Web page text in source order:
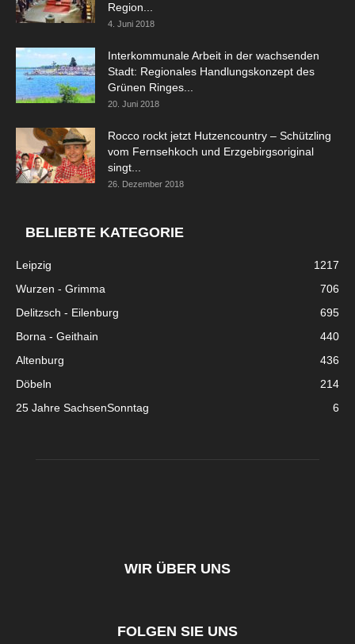
Region...
4. Juni 2018
Interkommunale Arbeit in der wachsenden
Stadt: Regionales Handlungskonzept des
Grünen Ringes...
20. Juni 2018
Rocco rockt jetzt Hutzencountry – Schützling
vom Fernsehkoch und Erzgebirgsoriginal
singt...
26. Dezember 2018
BELIEBTE KATEGORIE
Leipzig
1217
Wurzen - Grimma
706
Delitzsch - Eilenburg
695
Borna - Geithain
440
Altenburg
436
Döbeln
214
25 Jahre SachsenSonntag
6
WIR ÜBER UNS
FOLGEN SIE UNS